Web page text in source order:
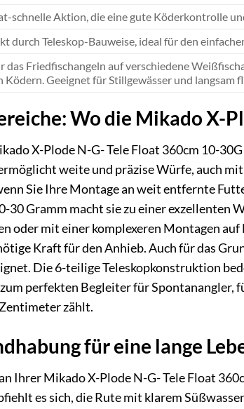
schnelle Aktion, die eine gute Köderkontrolle
durch Teleskop-Bauweise, ideal für den
das Friedfischangeln auf verschiedene
Ködern. Geeignet für Stillgewässer und langsam
Wo die Mikado X-
X-Plode N-G- Tele Float 360cm 10-
weite und präzise Würfe, auch
Sie Ihre Montage an weit entfernte
30 Gramm macht sie zu einer exzellenten
oder mit einer komplexeren Montagen
Kraft für den Anhieb. Auch für das
Die 6-teilige Teleskopkonstruktion
perfekten Begleiter für
zählt.
für eine lange
Ihrer Mikado X-Plode N-G- Tele Float
es sich, die Rute mit klarem